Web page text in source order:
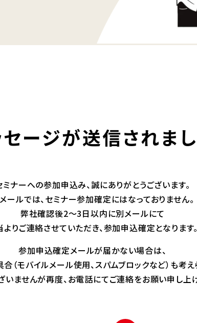
セージが送信されま
ミナーへの参加申込み、誠にありがとうございます。
ールでは、セミナー参加確定にはなっておりません。
弊社確認後2～3日以内に別メールにて
よりご連絡させていただき、参加申込確定となります。
参加申込確定メールが届かない場合は、
（モバイルメール使用、スパムブロックなど）も考え
いませんが再度、お電話にてご連絡をお願い申し上